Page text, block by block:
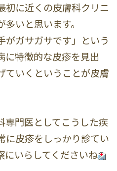
初に近くの皮膚科クリニ
いと思います。
がガサガサです」という
に特徴的な皮疹を見出
ていくということが皮膚
専門医としてこうした疾
に皮疹をしっかり診てい
にいらしてくださいね